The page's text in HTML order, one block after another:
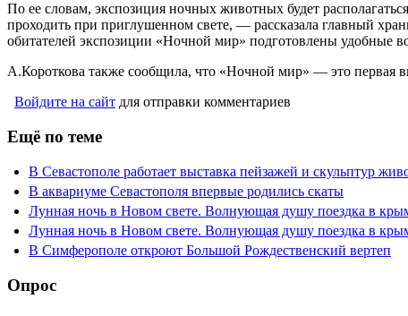
По ее словам, экспозиция ночных животных будет
проходить при приглушенном свете, — рассказала главный
обитателей экспозиции «Ночной мир» подготовлены удобные
А.Короткова также сообщила, что «Ночной мир» — это первая
Войдите на сайт для отправки комментариев
Ещё по теме
В Севастополе работает выставка пейзажей и скульптур
В аквариуме Севастополя впервые родились скаты
Лунная ночь в Новом свете. Волнующая душу поездка в
Лунная ночь в Новом свете. Волнующая душу поездка в
В Симферополе откроют Большой Рождественский вертеп
Опрос